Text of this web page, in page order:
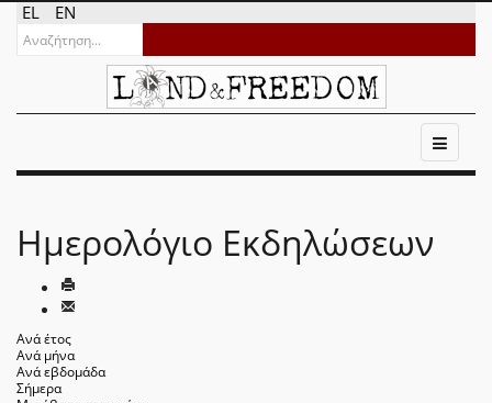
EL EN
Ημερολόγιο Εκδηλώσεων
Ανά έτος
Ανά μήνα
Ανά εβδομάδα
Σήμερα